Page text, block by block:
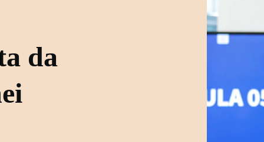
e Pharma
Amministrazione
Food, Beverage e Turismo
da